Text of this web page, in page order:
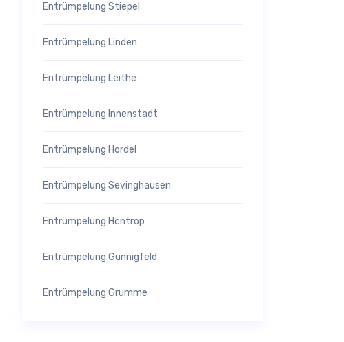
Entrümpelung Stiepel
Entrümpelung Linden
Entrümpelung Leithe
Entrümpelung Innenstadt
Entrümpelung Hordel
Entrümpelung Sevinghausen
Entrümpelung Höntrop
Entrümpelung Günnigfeld
Entrümpelung Grumme